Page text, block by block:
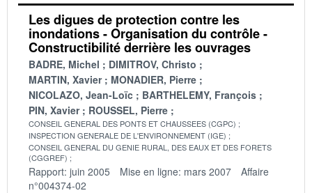
Les digues de protection contre les
inondations - Organisation du contrôle -
Constructibilité derrière les ouvrages
BADRE, Michel
DIMITROV, Christo
MARTIN, Xavier
MONADIER, Pierre
NICOLAZO, Jean-Loïc
BARTHELEMY, François
PIN, Xavier
ROUSSEL, Pierre
CONSEIL GENERAL DES PONTS ET CHAUSSEES (CGPC)
INSPECTION GENERALE DE L'ENVIRONNEMENT (IGE)
CONSEIL GENERAL DU GENIE RURAL, DES EAUX ET DES FORETS
(CGGREF)
Rapport: juin 2005 Mise en ligne: mars 2007
Affaire
n°004374-02